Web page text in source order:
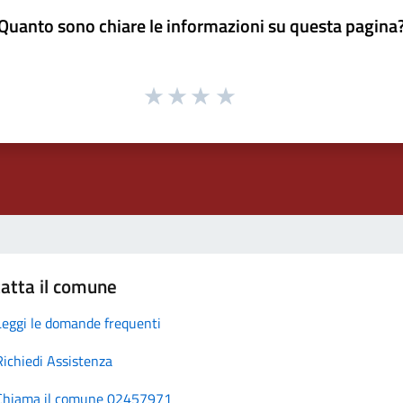
sono chiare le informazioni su questa
il comune
le domande frequenti
Assistenza
il comune 02457971